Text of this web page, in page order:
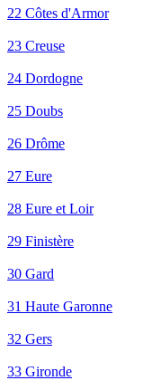
22 Côtes d'Armor
23 Creuse
24 Dordogne
25 Doubs
26 Drôme
27 Eure
28 Eure et Loir
29 Finistère
30 Gard
31 Haute Garonne
32 Gers
33 Gironde